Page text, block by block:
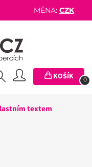
MĚNA: CZK
KOŠÍK 0
textem